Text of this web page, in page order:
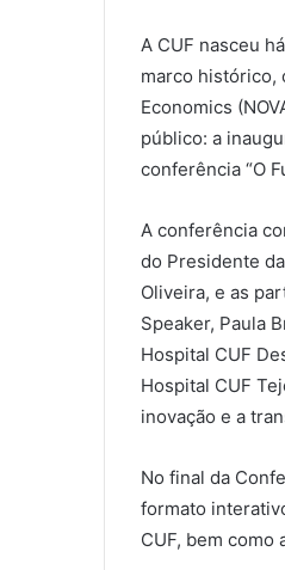
A CUF nasceu
marco histórico,
Economics
público: a
conferência “O
A conferência
do Presidente
Oliveira, e as
Speaker, Paula
Hospital CUF
Hospital CUF
inovação e a
No final da
formato
CUF, bem